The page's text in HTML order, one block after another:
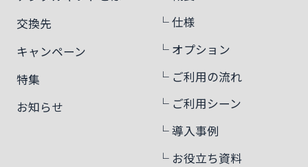
交換先
キャンペーン
特集
お知らせ
└ 仕様
└ オプション
└ ご利用の流れ
└ ご利用シーン
└ 導入事例
└ お役立ち資料